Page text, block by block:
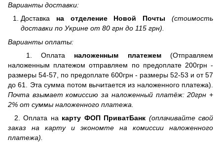
Варианты доставки:
Доставка на отделение Новой Почты
(стоимость
доставки по Укрине от 80 грн до 115 грн).
Варианты оплаты:
1. Оплата наложенным платежем(Отправляем
наложенным платежом отправляем по предоплате 200грн -
размеры 54-57, по предоплате 600грн - размеры 52-53 и от 57
до 61. Эта сумма потом вычитается из наложенного платежа).
Почта взымает комиссию за наложенный платёж: 20грн +
2% от суммы наложенного платежа.
2. Оплата на карту ФОП ПриватБанк (оплачивайте свой
заказ на карту и экономте на комиссии наложенного
платежа).